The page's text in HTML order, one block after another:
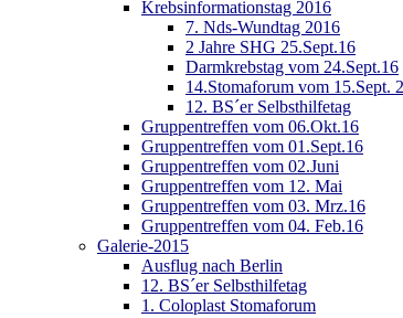
Krebsinformationstag 2016
7. Nds-Wundtag 2016
2 Jahre SHG 25.Sept.16
Darmkrebstag vom 24.Sept.16
14.Stomaforum vom 15.Sept.
12. BS´er Selbsthilfetag
Gruppentreffen vom 06.Okt.16
Gruppentreffen vom 01.Sept.16
Gruppentreffen vom 02.Juni
Gruppentreffen vom 12. Mai
Gruppentreffen vom 03. Mrz.16
Gruppentreffen vom 04. Feb.16
Galerie-2015
Ausflug nach Berlin
12. BS´er Selbsthilfetag
1. Coloplast Stomaforum